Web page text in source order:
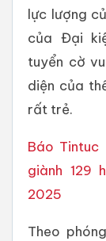
lực lượng
của Đại
tuyển cờ
diện của
rất trẻ.
Báo
giành 129
2025
Theo